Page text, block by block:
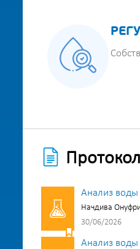
Анализ воды
Начдива
30/06/2026
Анализ воды